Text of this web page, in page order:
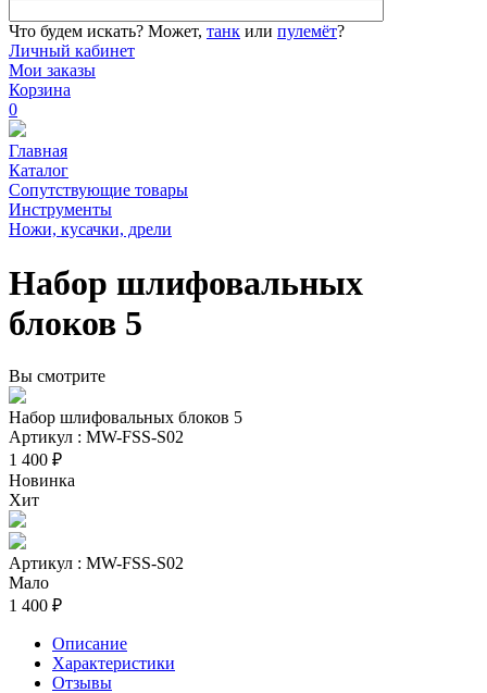
Что будем искать? Может, танк или пулемёт?
Личный кабинет
Мои заказы
Корзина
0
Главная
Каталог
Сопутствующие товары
Инструменты
Ножи, кусачки, дрели
Набор шлифовальных
блоков 5
Вы смотрите
Набор шлифовальных блоков 5
Артикул : MW-FSS-S02
1 400 ₽
Новинка
Хит
Артикул : MW-FSS-S02
Мало
1 400 ₽
Описание
Характеристики
Отзывы